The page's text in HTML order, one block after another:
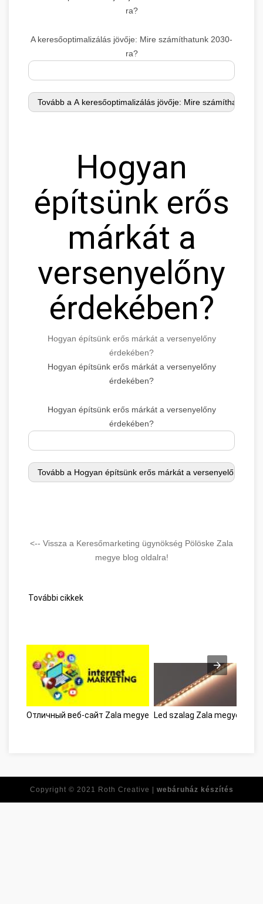
ra?
A keresőoptimalizálás jövője: Mire számíthatunk 2030-
ra?
Hogyan
építsünk erős
márkát a
versenyelőny
érdekében?
Hogyan építsünk erős márkát a versenyelőny
érdekében?
Hogyan építsünk erős márkát a versenyelőny
érdekében?
Hogyan építsünk erős márkát a versenyelőny
érdekében?
<-- Vissza a Keresőmarketing ügynökség Pölöske Zala
megye blog oldalra!
További cikkek
Отличный веб-сайт Zala megye Led szalag Zala megye
Copyright © 2021 Roth Creative | webáruház készítés